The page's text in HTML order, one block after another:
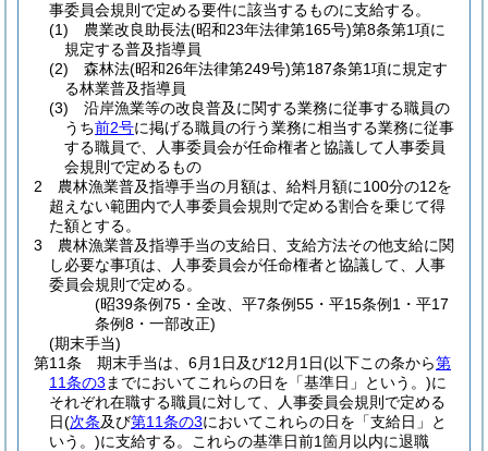
事委員会規則で定める要件に該当するものに支給する。
(1)
農業改良助長法(昭和23年法律第165号)第8条第1項に
規定する普及指導員
(2)
森林法(昭和26年法律第249号)第187条第1項に規定す
る林業普及指導員
(3)
沿岸漁業等の改良普及に関する業務に従事する職員の
うち前2号に掲げる職員の行う業務に相当する業務に従事
する職員で、人事委員会が任命権者と協議して人事委員
会規則で定めるもの
2
農林漁業普及指導手当の月額は、給料月額に100分の12を
超えない範囲内で人事委員会規則で定める割合を乗じて得
た額とする。
3
農林漁業普及指導手当の支給日、支給方法その他支給に関
し必要な事項は、人事委員会が任命権者と協議して、人事
委員会規則で定める。
(昭39条例75・全改、平7条例55・平15条例1・平17
条例8・一部改正)
(期末手当)
第11条
期末手当は、6月1日及び12月1日(以下この条から第
11条の3 までにおいてこれらの日を「基準日」という。)に
それぞれ在職する職員に対して、人事委員会規則で定める
日(次条及び第11条の3においてこれらの日を「支給日」と
いう。)に支給する。
これらの基準日前1箇月以内に退職